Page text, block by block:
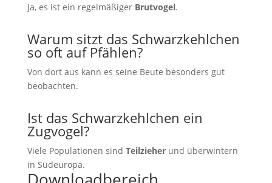
Ja, es ist ein regelmäßiger Brutvogel.
Warum sitzt das Schwarzkehlchen
so oft auf Pfählen?
Von dort aus kann es seine Beute besonders gut
beobachten.
Ist das Schwarzkehlchen ein
Zugvogel?
Viele Populationen sind Teilzieherund überwintern
in Südeuropa.